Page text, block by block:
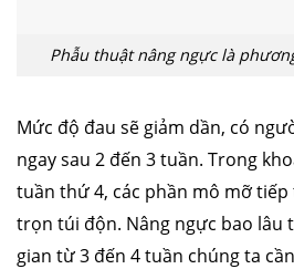
Phẫu thuật nâng ngực là
Mức độ đau sẽ giảm dần, có
ngay sau 2 đến 3 tuần. Trong
tuần thứ 4, các phần mô mỡ
trọn túi độn. Nâng ngực bao lâu
gian từ 3 đến 4 tuần chúng ta